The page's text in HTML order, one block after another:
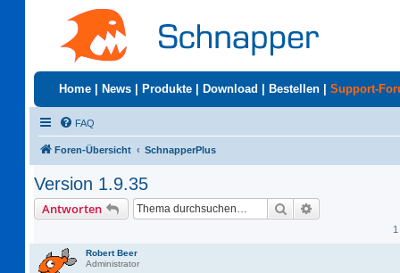
Home News Produkte Download Bestellen Support-
FAQ
Foren-Übersicht SchnapperPlus
Version 1.9.35
Antworten Suche
Robert Beer
Administrator